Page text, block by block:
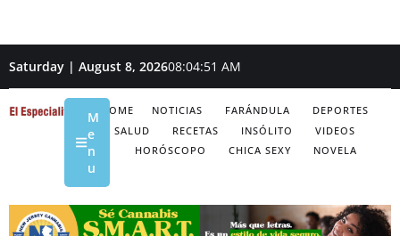
Saturday | August 8, 202608:04:52 AM
HOME NOTICIAS FARÁNDULA
DEPORTES
SALUD
RECETAS INSÓLITO
VIDEOS
HORÓSCOPO
CHICA SEXY NOVELA
M
e
n
u